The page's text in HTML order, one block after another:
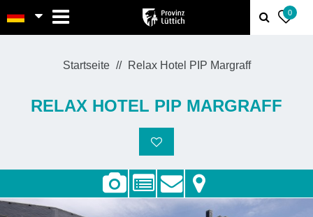
0
Startseite Relax Hotel PIP Margraff
RELAX HOTEL PIP MARGRAFF